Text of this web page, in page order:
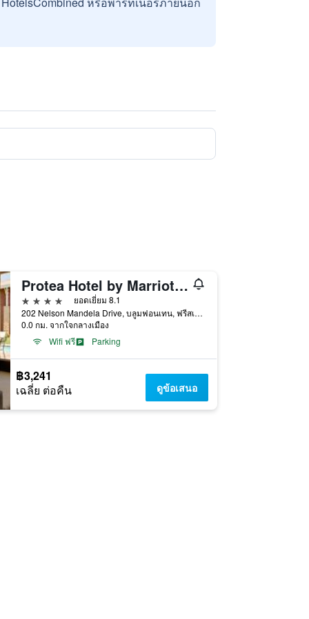
Protea Hotel by Marriott Bloemfontein
4 ดาว
ยอดเยี่ยม 8.1
202 Nelson Mandela Drive, บลูมฟอนเทน, ฟรีสเตท, แอฟริกาใต้
0.0 กม. จากใจกลางเมือง
Wifi ฟรี
Parking
฿3,241
เฉลี่ย ต่อคืน ดูข้อเสนอ